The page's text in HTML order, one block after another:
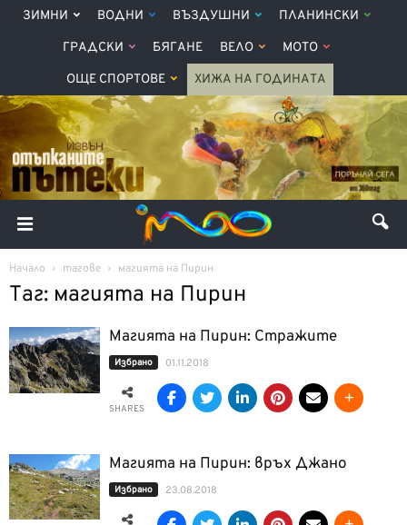
ЗИМНИ ВОДНИ ВЪЗДУШНИ ПЛАНИНСКИ
ГРАДСКИ БЯГАНЕ ВЕЛО МОТО
ОЩЕ СПОРТОВЕ ХИЖА НА ГОДИНАТА
Начало тагове магията на Пирин
Таг: магията на Пирин
Магията на Пирин: Стражите
Избрано 01.11.2018
SHARES
Магията на Пирин: връх Джано
Избрано 23.08.2018